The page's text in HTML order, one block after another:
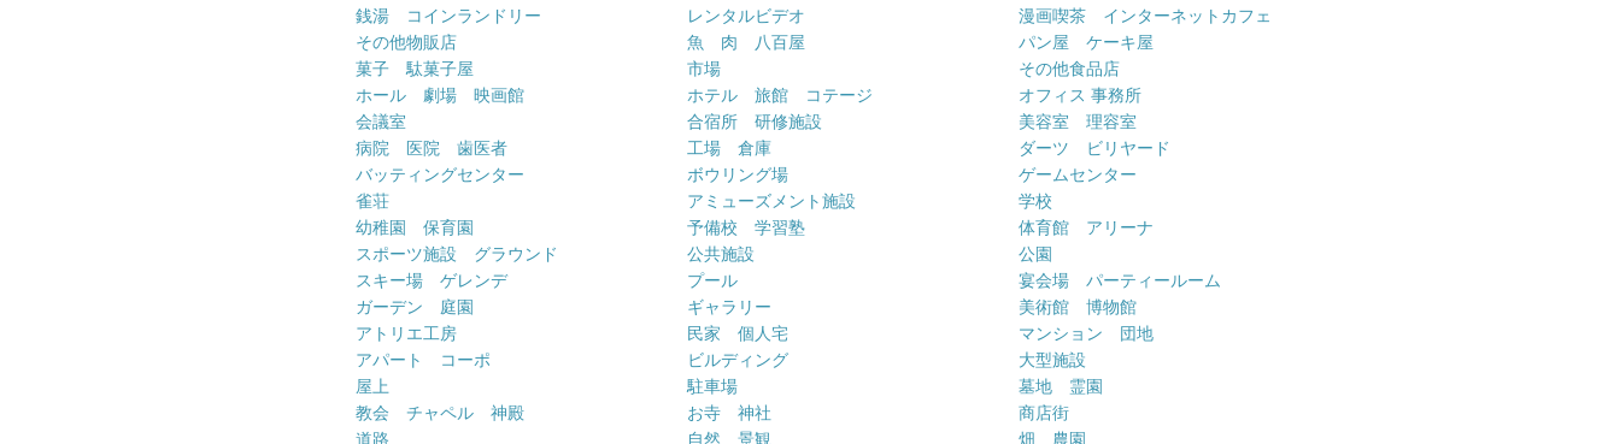
銭湯 コインランドリー
レンタルビデオ
漫画喫茶 インターネットカフェ
その他物販店
魚 肉 八百屋
パン屋 ケーキ屋
菓子 駄菓子屋
市場
その他食品店
ホール 劇場 映画館
ホテル 旅館 コテージ
オフィス 事務所
会議室
合宿所 研修施設
美容室 理容室
病院 医院 歯医者
工場 倉庫
ダーツ ビリヤード
バッティングセンター
ボウリング場
ゲームセンター
雀荘
アミューズメント施設
学校
幼稚園 保育園
予備校 学習塾
体育館 アリーナ
スポーツ施設 グラウンド
公共施設
公園
スキー場 ゲレンデ
プール
宴会場 パーティールーム
ガーデン 庭園
ギャラリー
美術館 博物館
アトリエ工房
民家 個人宅
マンション 団地
アパート コーポ
ビルディング
大型施設
屋上
駐車場
墓地 霊園
教会 チャペル 神殿
お寺 神社
商店街
道路
自然 景観 畑 農園